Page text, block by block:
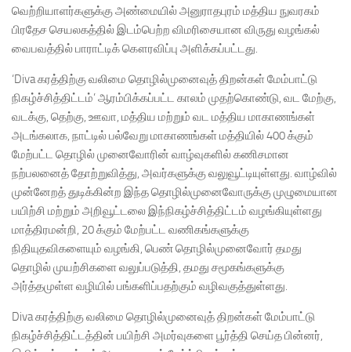
வெற்றியாளர்களுக்கு அண்மையில் அனுராதபுரம் மத்திய நுவரகம்
பிரதேச செயலகத்தில் இடம்பெற்ற விமரிசையான விருது வழங்கல்
வைபவத்தில் பாராட்டிக் கௌரவிப்பு அளிக்கப்பட்டது.
‘Diva கரத்திற்கு வலிமை தொழில்முனைவுத் திறன்கள் மேம்பாட்டு
நிகழ்ச்சித்திட்டம்’ ஆரம்பிக்கப்பட்ட காலம் முதற்கொண்டு, வட மேற்கு,
வடக்கு, தெற்கு, ஊவா, மத்திய மற்றும் வட மத்திய மாகாணங்கள்
அடங்கலாக, நாட்டில் பல்வேறு மாகாணங்கள் மத்தியில் 400 க்கும்
மேற்பட்ட தொழில் முனைவோரின் வாழ்வுகளில் கணிசமான
நற்பலனைத் தோற்றுவித்து, அவர்களுக்கு வலுவூட்டியுள்ளது. வாழ்வில்
முன்னேறத் துடிக்கின்ற இந்த தொழில்முனைவோருக்கு முழுமையான
பயிற்சி மற்றும் அறிவூட்டலை இந்நிகழ்ச்சித்திட்டம் வழங்கியுள்ளது
மாத்திரமன்றி, 20 க்கும் மேற்பட்ட வணிகங்களுக்கு
நிதியுதவிகளையும் வழங்கி, பெண் தொழில்முனைவோர் தமது
தொழில் முயற்சிகளை வலுப்படுத்தி, தமது சமூகங்களுக்கு
அர்த்தமுள்ள வழியில் பங்களிப்பதற்கும் வழிவகுத்துள்ளது.
Diva கரத்திற்கு வலிமை தொழில்முனைவுத் திறன்கள் மேம்பாட்டு
நிகழ்ச்சித்திட்டத்தின் பயிற்சி அமர்வுகளை பூர்த்தி செய்த பின்னர்,